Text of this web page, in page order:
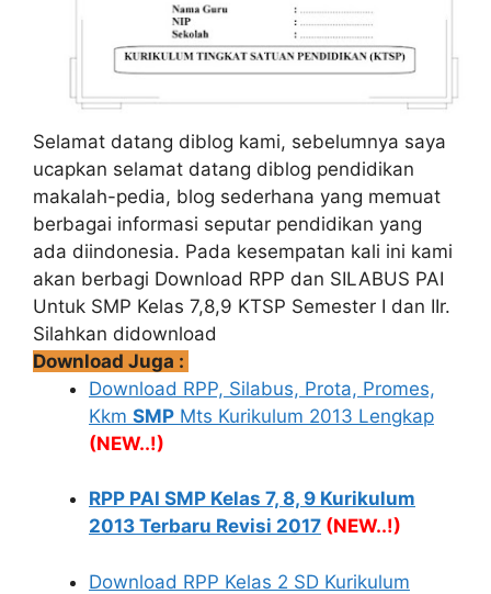
Selamat datang diblog kami, sebelumnya saya
ucapkan selamat datang diblog pendidikan
makalah-pedia, blog sederhana yang memuat
berbagai informasi seputar pendidikan yang
ada diindonesia. Pada kesempatan kali ini kami
akan berbagi Download RPP dan SILABUS PAI
Untuk SMP Kelas 7,8,9 KTSP Semester I dan IIr.
Silahkan didownload
Download Juga :
Download RPP, Silabus, Prota, Promes,
Kkm SMP Mts Kurikulum 2013 Lengkap
(NEW..!)
RPP PAI SMP Kelas 7, 8, 9 Kurikulum
2013 Terbaru Revisi 2017 (NEW..!)
Download RPP Kelas 2 SD Kurikulum